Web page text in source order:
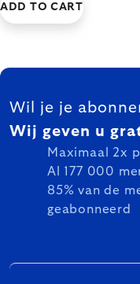
ADD TO CART
FOOTER
Wil je je
Wij geven u
Maximaal 2x
Al 177 000
85% van de
geabonneerd